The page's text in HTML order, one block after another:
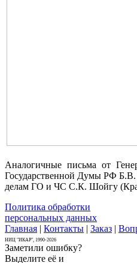
Аналогичные письма от
Государственной Думы РФ
делам ГО и ЧС С.К. Шойгу
Политика обработки
персональных данных
Главная | Контакты | Заказ |
НИЦ "ИКАР", 1990-2026
Заметили ошибку?
Выделите её и